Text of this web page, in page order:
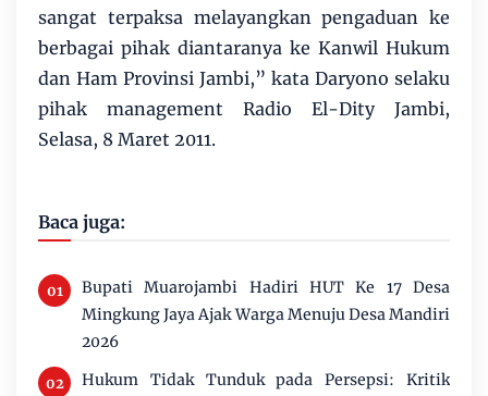
sangat terpaksa melayangkan pengaduan ke
berbagai pihak diantaranya ke Kanwil Hukum
dan Ham Provinsi Jambi,” kata Daryono selaku
pihak management Radio El-Dity Jambi,
Selasa, 8 Maret 2011.
Baca juga:
Bupati Muarojambi Hadiri HUT Ke 17 Desa
Mingkung Jaya Ajak Warga Menuju Desa Mandiri
2026
Hukum Tidak Tunduk pada Persepsi: Kritik